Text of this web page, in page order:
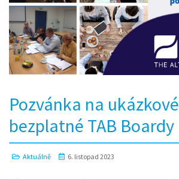
Pozvánka na ukázkové
bezplatné TAB Boardy
Aktuálně 6. listopad 2023